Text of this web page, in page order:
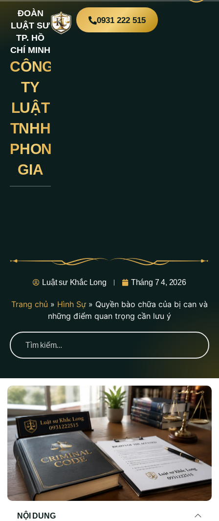
ĐOÀN
LUẬT SƯ
TP. HỒ
CHÍ MINH
CÔNG
TY
LUẬT
TNHH
PHONG
GIA
0931 222 515
Luật sư Khắc Long Tháng 7 4, 2026
Trang chủ » Hình Sự» Quyền bào chữa của bị can và
những điểm quan trọng cần lưu ý
NỘI DUNG